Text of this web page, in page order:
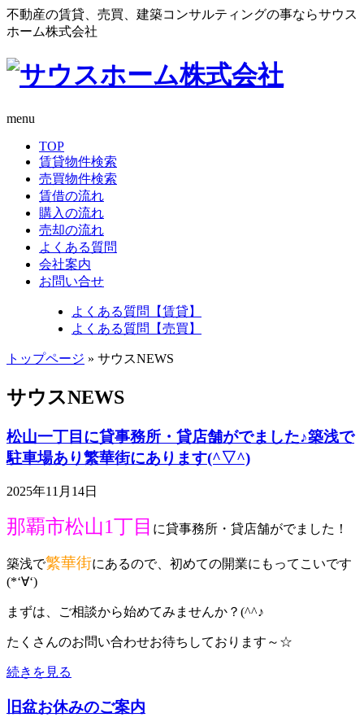
不動産の賃貸、売買、建築コンサルティングの事ならサウス
ホーム株式会社
menu
TOP
賃貸物件検索
売買物件検索
賃借の流れ
購入の流れ
売却の流れ
よくある質問
会社案内
お問い合せ
よくある質問【賃貸】
よくある質問【売買】
トップページ » サウスNEWS
サウスNEWS
松山一丁目に貸事務所・貸店舗がでました♪築浅で
駐車場あり繁華街にあります(^▽^)
2025年11月14日
那覇市松山1丁目 に貸事務所・貸店舗がでました！
築浅で繁華街にあるので、初めての開業にもってこいです
(*‘∀‘)
まずは、ご相談から始めてみませんか？(^^♪
たくさんのお問い合わせお待ちしております～☆
続きを見る
旧盆お休みのご案内